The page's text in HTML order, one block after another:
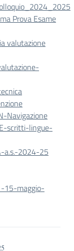
Prova Esame
valutazione
Navigazione
scritti-lingue-
a.s.-2024-25
-15-maggio-